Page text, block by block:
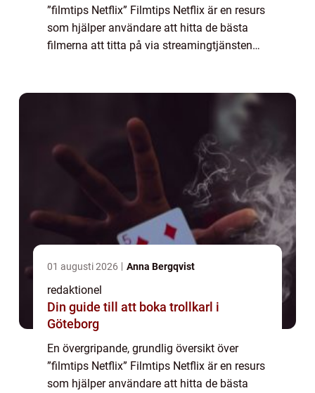
”filmtips Netflix” Filmtips Netflix är en resurs
som hjälper användare att hitta de bästa
filmerna att titta på via streamingtjänsten
01 augusti 2026 Anna Bergqvist
redaktionel
Din guide till att boka trollkarl i
Göteborg
En övergripande, grundlig översikt över
”filmtips Netflix” Filmtips Netflix är en resurs
som hjälper användare att hitta de bästa